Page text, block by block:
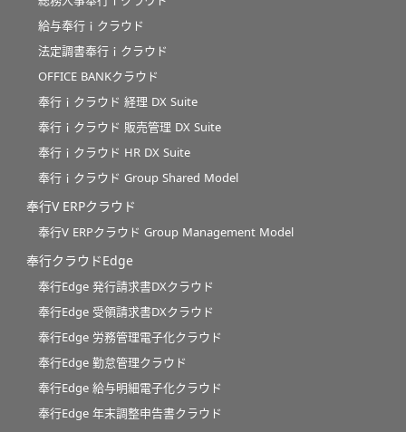
給与奉行ｉクラウド
法定調書奉行ｉクラウド
OFFICE BANKクラウド
奉行ｉクラウド 経理 DX Suite
奉行ｉクラウド 販売管理 DX Suite
奉行ｉクラウド HR DX Suite
奉行ｉクラウド Group Shared Model
奉行V ERPクラウド
奉行V ERPクラウド Group Management Model
奉行クラウドEdge
奉行Edge 発行請求書DXクラウド
奉行Edge 受領請求書DXクラウド
奉行Edge 労務管理電子化クラウド
奉行Edge 勤怠管理クラウド
奉行Edge 給与明細電子化クラウド
奉行Edge 年末調整申告書クラウド